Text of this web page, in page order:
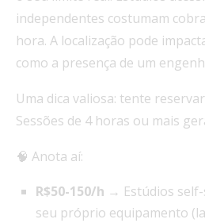
independentes costumam
hora. A localização pode
como a presença de um
Uma dica valiosa: tente
Sessões de 4 horas ou mais
🧠 Anota aí:
R$50-150/h → Estúdios self-
seu próprio equipamento